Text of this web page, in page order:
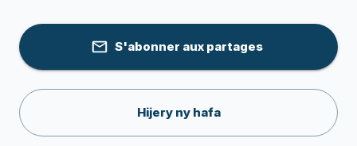
S'abonner aux partages
Hijery ny hafa